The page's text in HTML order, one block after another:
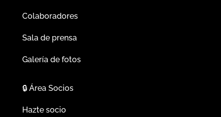
Colaboradores
Sala de prensa
Galería de fotos
🔒Área Socios
Hazte socio